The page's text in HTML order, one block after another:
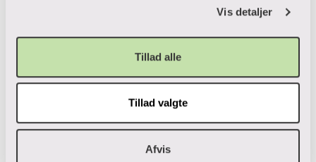
Vis detaljer
Tillad alle
Tillad valgte
Afvis
Michael Svensson
Professionsmasteruddannelser og